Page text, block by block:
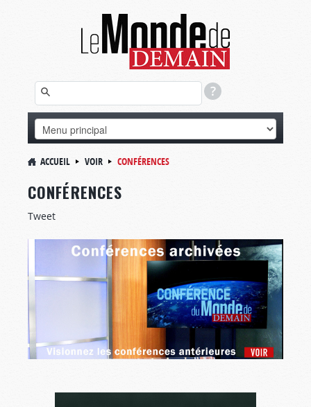
ACCUEIL VOIR CONFÉRENCES
CONFÉRENCES
Tweet